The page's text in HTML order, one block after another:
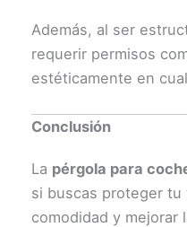
Además, al ser
requerir permisos
estéticamente en
Conclusión
La pérgola para
si buscas proteger tu
comodidad y mejorar